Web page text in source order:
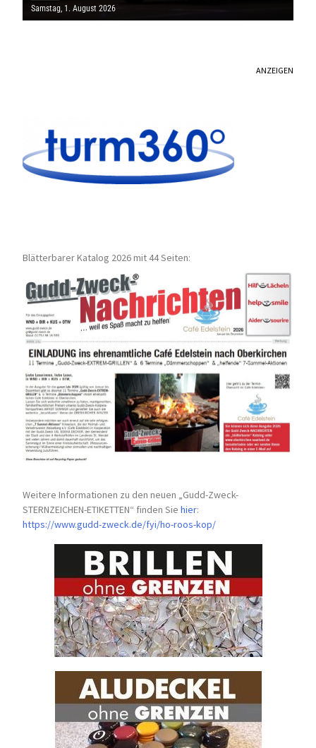
Samstag, 1. August 2026
ANZEIGEN
Blätterbarer Katalog 2026 mit 44 Seiten:
Weitere Informationen zu den neuen „Gudd-Zweck-
STERNZEICHEN-ETIKETTEN“ finden Siehier:
https://www.gudd-zweck.de/fyi/ho-roos-kop/